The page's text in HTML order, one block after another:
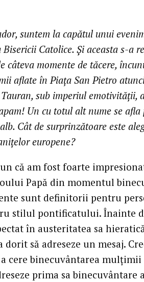
suntem la capătul unui
Catolice. Şi aceasta s-a
câteva momente de tăcere,
aflate în Piaţa San Pietro
sub imperiul emotivităţii,
Un cu totul alt nume se afla
Cât de surprinzătoare este
europene?
că am fost foarte
Papă din momentul
sunt definitorii pentru
stilul pontificatului. Înainte
în austeritatea sa
dorit să adreseze un mesaj.
a cere binecuvântarea
prima sa binecuvântare